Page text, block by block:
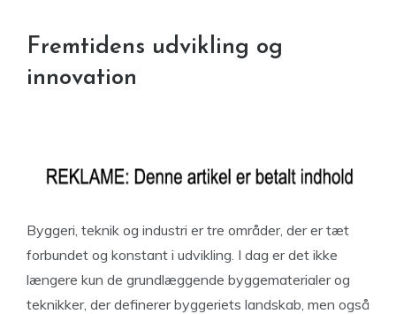
Fremtidens udvikling og
innovation
Byggeri, teknik og industri er tre områder, der er tæt
forbundet og konstant i udvikling. I dag er det ikke
længere kun de grundlæggende byggematerialer og
teknikker, der definerer byggeriets landskab, men også